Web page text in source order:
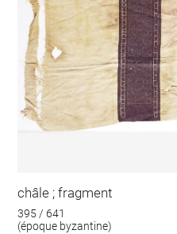
châle ; fragment
395 / 641
(époque byzantine)